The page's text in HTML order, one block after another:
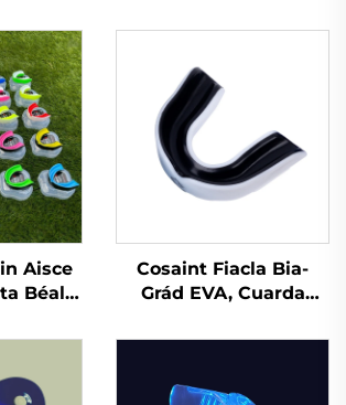
Aisce
Béal
do
EVA
Cosaint Fiacla Bia-
Grád EVA, Cuarda
Cobhrú Spóirt do